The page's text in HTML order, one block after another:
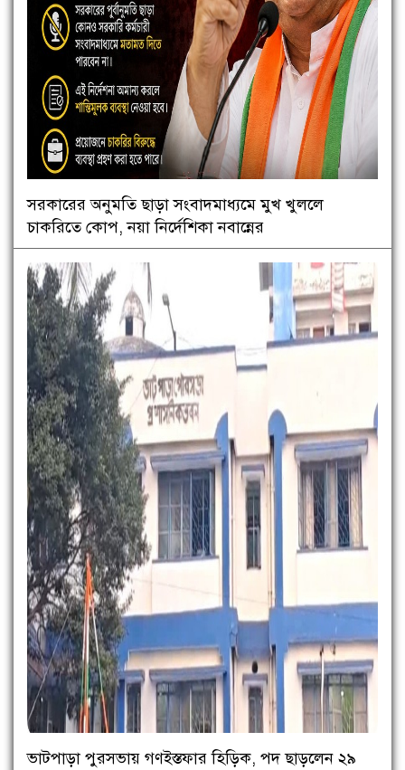
সরকারের অনুমতি ছাড়া সংবাদমাধ্যমে মুখ খুললে
চাকরিতে কোপ, নয়া নির্দেশিকা নবান্নের
ভাটপাড়া পুরসভায় গণইস্তফার হিড়িক, পদ ছাড়লেন ২৯